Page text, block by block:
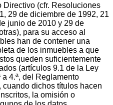
Directivo (cfr. Resoluciones
29 de diciembre de 1992, 21
junio de 2010 y 29 de
para su acceso al
han de contener una
de los inmuebles a que
queden suficientemente
(artículos 9.1 de la Ley
4.ª, del Reglamento
cuando dichos títulos hacen
la omisión o